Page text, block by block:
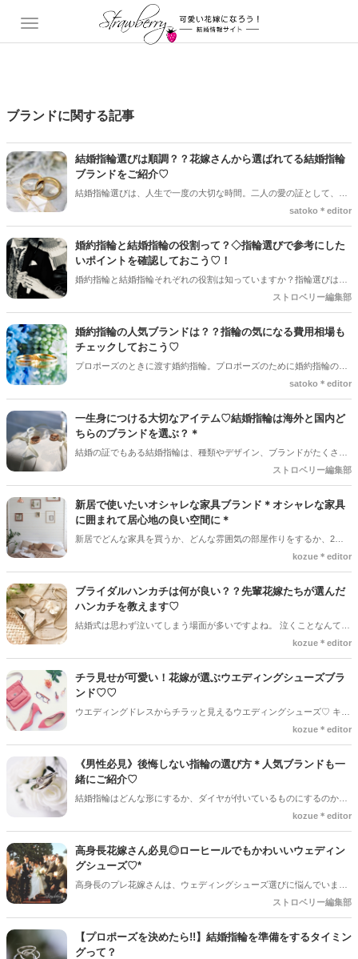
ブランドに関する記事
結婚指輪選びは順調？？花嫁さんから選ばれてる結婚指輪
ブランドをご紹介♡
結婚指輪選びは、人生で一度の大切な時間。二人の愛の証として、こ
れからずっと身につけるものだからこそ、デザインやつけ心地、ブラ
さんブランドがあって迷ってしまう…」「どんなデザインが人気な
の？」と悩んでしまうカップルも多いはず！！そこで今回の記事で
は、多くの花嫁さんから選ばれている人気の結婚指輪ブランドをピッ
クアップ♡それぞれのブランドの特徴や魅力をご紹介していきますの
satoko＊editor
婚約指輪と結婚指輪の役割って？◇指輪選びで参考にした
いポイントを確認しておこう♡！
婚約指輪と結婚指輪それぞれの役割は知っていますか？指輪選びはと
っても悩んでしまいますが、国内ブランドのおすすめポイントもご紹
ストロベリー編集部
婚約指輪の人気ブランドは？？指輪の気になる費用相場も
チェックしておこう♡
プロポーズのときに渡す婚約指輪。プロポーズのために婚約指輪の準
備をしたいと考えていてもどこのブランドのものが良いか悩んでいる
きます＊*ぜひ参考にしてくださいね。
satoko＊editor
一生身につける大切なアイテム♡結婚指輪は海外と国内ど
ちらのブランドを選ぶ？＊
結婚の証でもある結婚指輪は、種類やデザイン、ブランドがたくさん
あって迷ってしまいますよね。長く身につけるものだからこそ、心か
るのかポイントはさまざまかと思いますが、指輪のブランドも決め手
の一つです。
ストロベリー編集部
新居で使いたいオシャレな家具ブランド＊オシャレな家具
に囲まれて居心地の良い空間に＊
新居でどんな家具を買うか、どんな雰囲気の部屋作りをするか、2人
で考える時間はワクワクしますよね♡ SNSでもお洒落な部屋作りをし
こで買っているんだろうと気になりませんか？？ お洒落な部屋作りを
している人がよく利用している人気ブランドをご紹介します♫
kozue＊editor
ブライダルハンカチは何が良い？？先輩花嫁たちが選んだ
ハンカチを教えます♡
結婚式は思わず泣いてしまう場面が多いですよね。 泣くことなんてな
いだろう、と思っていても当日になると両親への感謝の気持ちが高ま
切なアイテムが「ブライダルハンカチ」です！花嫁のメイク汚れを防
いでくれる・涙を拭う姿も美しくしてくれるブライダルハンカチは花
嫁の必須アイテム◎しかしどんなハンカチを買えば良いのか悩んでし
まう人は多いはず！先輩花嫁たちはどこで購入をしたのでしょう
kozue＊editor
チラ見せが可愛い！花嫁が選ぶウエディングシューズブラ
ンド♡♡
ウエディングドレスからチラッと見えるウエディングシューズ♡ キレ
イな靴が見えると思わずうっとりしちゃいますよね＊ドレスショップ
多いです♡しかしウエディングドレスに合うようなシューズはどのよ
うな物を選べば良いのか、どのブランドが人気なのかあまり分かりま
せんよね＊そこで人気のウエディングシューズブランドをご紹介♡普
段使いもできるシューズもご紹介していきます＊
kozue＊editor
《男性必見》後悔しない指輪の選び方＊人気ブランドも一
緒にご紹介♡
結婚指輪はどんな形にするか、ダイヤが付いているものにするのか、
どんなブランドが良いのか様々なことが気になりますよね。 お互いが
婚指輪は2人で見に行く人がほとんどですが、どんなブランドの物が
良いのか男性がリードすることが多いので、事前に知識を入れておく
と購入の際にスムーズです＊ この記事では指輪を選ぶ際の大切なポイ
ントと人気のブランドをご紹介します♡ 彼女と見に行く前にしっかり
kozue＊editor
高身長花嫁さん必見◎ローヒールでもかわいいウェディン
グシューズ♡*
高身長のプレ花嫁さんは、ウェディングシューズ選びに悩んでいませ
んか？カレとのバランスを考えると、高いヒールを履きたい気持ちを
でもおしゃれでかわいい、花嫁姿をステキに彩ってくれるウェディン
グシューズをご紹介します。
ストロベリー編集部
【プロポーズを決めたら!!】結婚指輪を準備をするタイミン
グって？